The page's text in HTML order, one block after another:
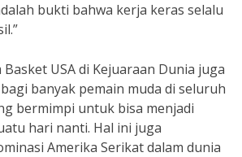
bukti bahwa kerja keras selalu
USA di Kejuaraan Dunia juga
banyak pemain muda di seluruh
bermimpi untuk bisa menjadi
hari nanti. Hal ini juga
Amerika Serikat dalam dunia